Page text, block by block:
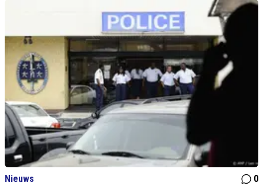
Nieuws
0